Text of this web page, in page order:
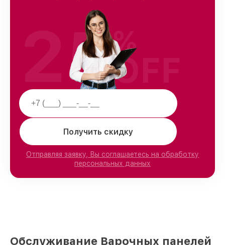
Получить скидку
Отправляя заявку, Вы соглашаетесь на обработку
персональных данных
25%
OFF
Обслуживание Варочных панелей